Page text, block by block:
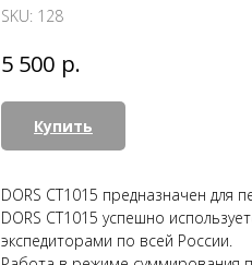
SKU: 128
5 500 р.
Купить
DORS CT1015 предназначен для
DORS CT1015 успешно
экспедиторами по всей России.